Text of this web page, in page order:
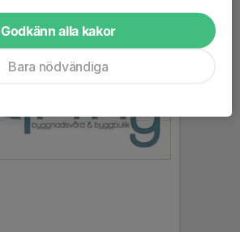
Godkänn alla kakor
Bara nödvändiga